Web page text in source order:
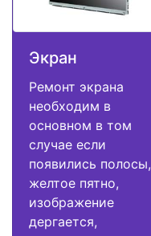
Экран
Ремонт экрана
необходим в
основном в том
случае если
появились полосы,
желтое пятно,
изображение
дергается,